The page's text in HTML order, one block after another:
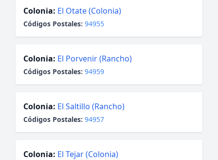
Colonia: El Otate (Colonia)
Códigos Postales: 94955
Colonia: El Porvenir (Rancho)
Códigos Postales: 94959
Colonia: El Saltillo (Rancho)
Códigos Postales: 94957
Colonia: El Tejar (Colonia)